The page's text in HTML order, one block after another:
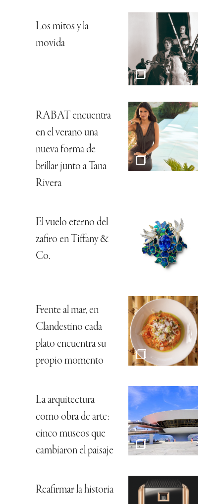
Los mitos y la
movida
RABAT encuentra
en el verano una
nueva forma de
brillar junto a Tana
Rivera
El vuelo eterno del
zafiro en Tiffany &
Co.
Frente al mar, en
Clandestino cada
plato encuentra su
propio momento
La arquitectura
como obra de arte:
cinco museos que
cambiaron el paisaje
Reafirmar la historia